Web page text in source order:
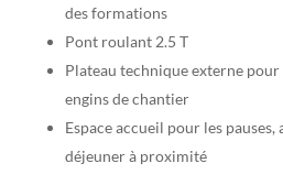
des formations
Pont roulant 2.5 T
Plateau technique externe
engins de chantier
Espace accueil pour les
déjeuner à proximité